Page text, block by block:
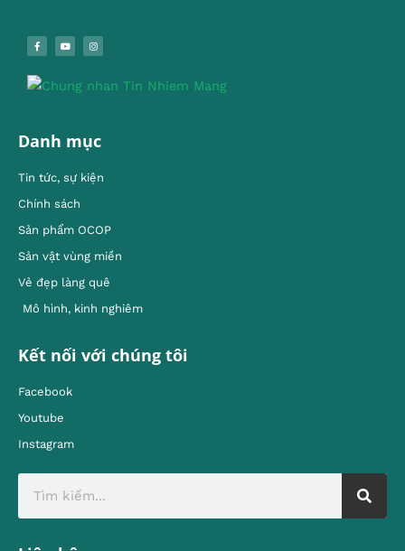
Danh mục
Tin tức, sự kiện
Chính sách
Sản phẩm OCOP
Sản vật vùng miền
Vẻ đẹp làng quê
Mô hình, kinh nghiêm
Kết nối với chúng tôi
Facebook
Youtube
Instagram